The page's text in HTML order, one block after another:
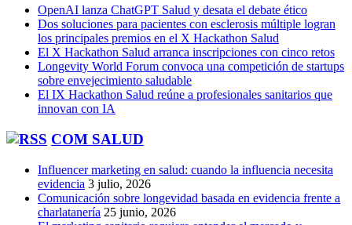
OpenAI lanza ChatGPT Salud y desata el debate ético
Dos soluciones para pacientes con esclerosis múltiple logran
los principales premios en el X Hackathon Salud
El X Hackathon Salud arranca inscripciones con cinco retos
Longevity World Forum convoca una competición de startups
sobre envejecimiento saludable
El IX Hackathon Salud reúne a profesionales sanitarios que
innovan con IA
COM SALUD
Influencer marketing en salud: cuando la influencia necesita
evidencia 3 julio, 2026
Comunicación sobre longevidad basada en evidencia frente a
charlatanería 25 junio, 2026